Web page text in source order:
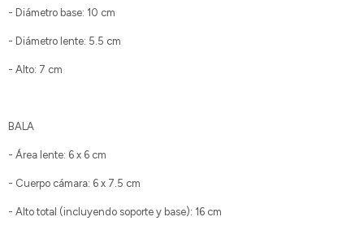
- Diámetro base: 10 cm
- Diámetro lente: 5.5 cm
- Alto: 7 cm
BALA
- Área lente: 6 x 6 cm
- Cuerpo cámara: 6 x 7.5 cm
- Alto total (incluyendo soporte y base): 16 cm